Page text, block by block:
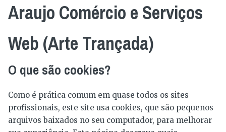
Araujo Comércio e Serviços
Web (Arte Trançada)
O que são cookies?
Como é prática comum em quase todos os sites
profissionais, este site usa cookies, que são pequenos
arquivos baixados no seu computador, para melhorar